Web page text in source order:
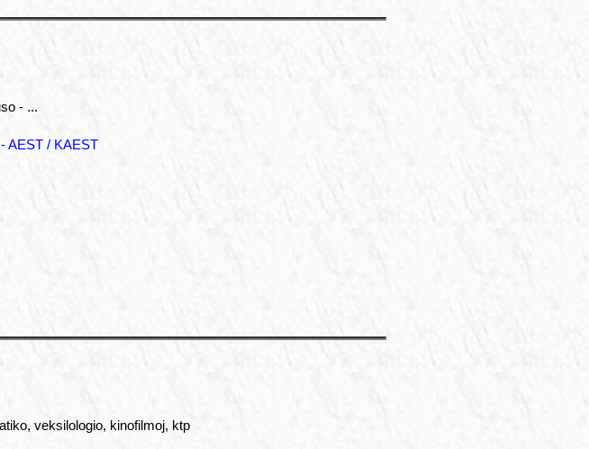
- ...
AEST / KAEST
veksilologio, kinofilmoj, ktp